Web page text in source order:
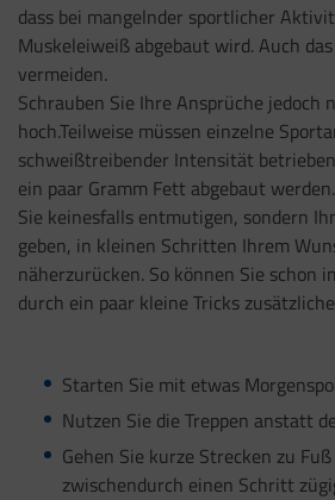
dass bei mangelnder sportlicher
Muskeleiweiß abgebaut wird. Auch
vermeiden.
Schrauben Sie Ihre Ansprüche jedoch
hoch.Teilweise müssen einzelne
schweißtreibender Intensität
ein paar Gramm Fett abgebaut
Sie keinesfalls entmutigen, sondern
geben, in kleinen Schritten Ihrem
näherzurücken. So können Sie schon
durch ein paar kleine Tricks
Starten Sie mit etwas
Nutzen Sie die Treppen anstatt
Gehen Sie kurze Strecken zu
zwischendurch einen Schritt